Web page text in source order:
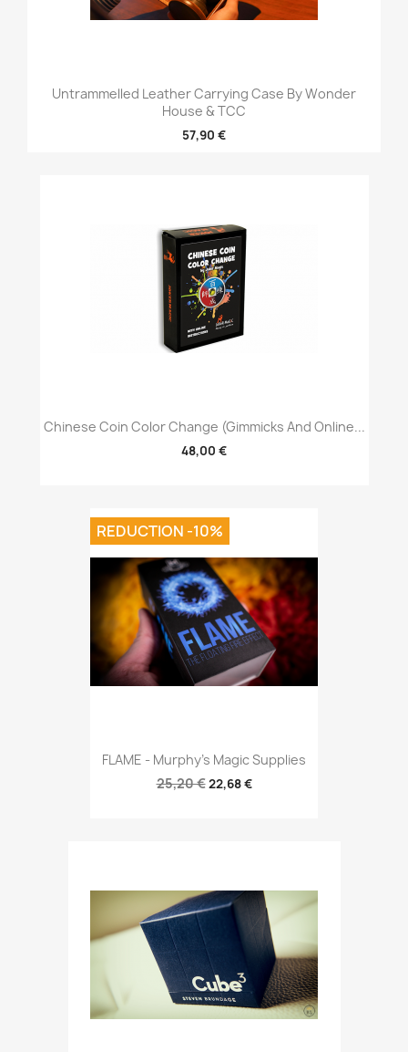
Untrammelled Leather Carrying Case By Wonder
House & TCC
57,90 €
Chinese Coin Color Change (Gimmicks And Online...
48,00 €
FLAME - Murphy's Magic Supplies
25,20 €22,68 €
REDUCTION -10%